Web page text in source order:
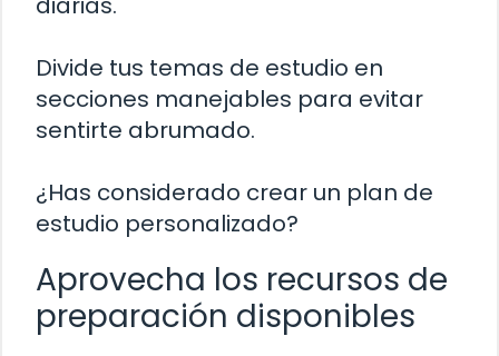
Divide tus temas de estudio en
secciones manejables para evitar
sentirte abrumado.
¿Has considerado crear un plan de
estudio personalizado?
Aprovecha los recursos de
preparación disponibles